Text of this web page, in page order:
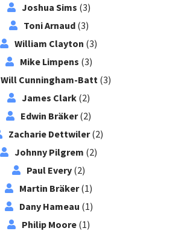
Joshua Sims (3)
Toni Arnaud(3)
William Clayton (3)
Mike Limpens (3)
Will Cunningham-Batt (3)
James Clark (2)
Edwin Bräker(2)
Zacharie Dettwiler(2)
Johnny Pilgrem (2)
Paul Every (2)
Martin Bräker(1)
Dany Hameau (1)
Philip Moore (1)